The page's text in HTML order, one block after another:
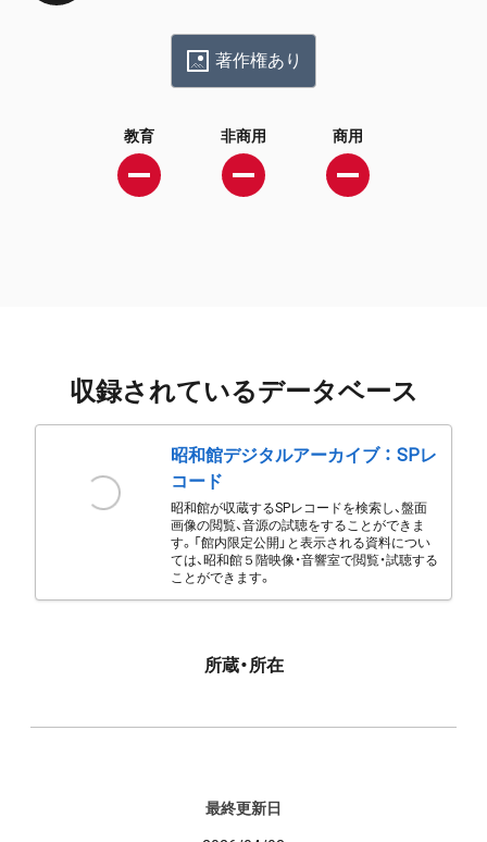
著作権あり
教育 非商用 商用
収録されているデータベース
昭和館デジタルアーカイブ ： SPレ
コード
昭和館が収蔵するSPレコードを検索し、盤面
画像の閲覧、音源の試聴をすることができま
す。「館内限定公開」と表示される資料につい
ては、昭和館５階映像・音響室で閲覧・試聴する
ことができます。
所蔵・所在
最終更新日